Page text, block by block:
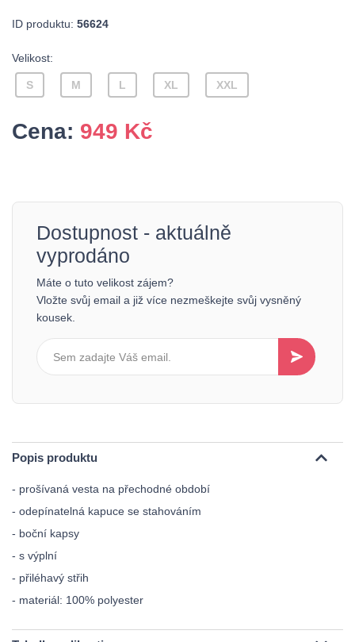
ID produktu: 56624
Velikost:
S M L XL XXL
Cena: 949 Kč
Dostupnost - aktuálně
vyprodáno
Máte o tuto velikost zájem?
Vložte svůj email a již více nezmeškejte svůj vysněný
kousek.
Popis produktu
- prošívaná vesta na přechodné období
- odepínatelná kapuce se stahováním
- boční kapsy
- s výplní
- přiléhavý střih
- materiál: 100% polyester